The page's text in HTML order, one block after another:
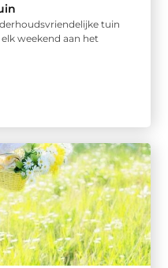
tuin
weekend aan het